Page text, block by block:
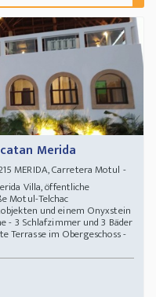
Merida
MERIDA, Carretera Motul -
Villa, öffentliche
Motul-Telchac
und einem Onyxstein
- 3 Schlafzimmer und 3 Bäder
Terrasse im Obergeschoss -